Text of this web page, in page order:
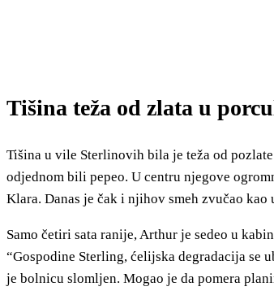
Tišina teža od zlata u
Tišina u vile Sterlinovih bila je teža od
odjednom bili pepeo. U centru njegove
Klara. Danas je čak i njihov smeh zvučao kao
Samo četiri sata ranije, Arthur je sedeo u
“Gospodine Sterling, ćelijska degradacija se
je bolnicu slomljen. Mogao je da pomera